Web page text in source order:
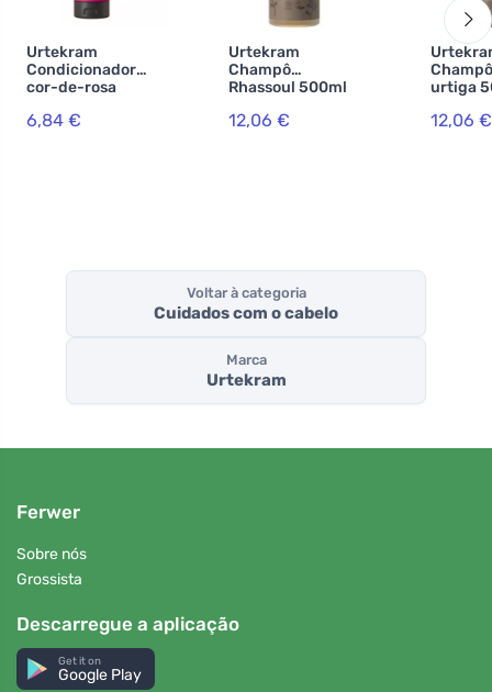
Urtekram
Condicionador
cor-de-rosa
6,84 €
Urtekram
Champô
Rhassoul 500ml
12,06 €
urtiga
12,06 €
Voltar à categoria
Cuidados com o cabelo
Marca
Urtekram
Ferwer
Sobre nós
Grossista
Descarregue a aplicação
Get it on
Google Play